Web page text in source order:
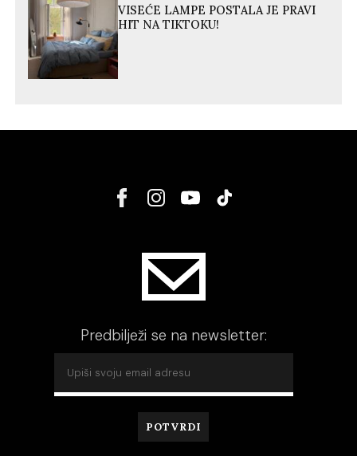
VISEĆE LAMPE POSTALA JE PRAVI
HIT NA TIKTOKU!
Predbilježi se na newsletter: